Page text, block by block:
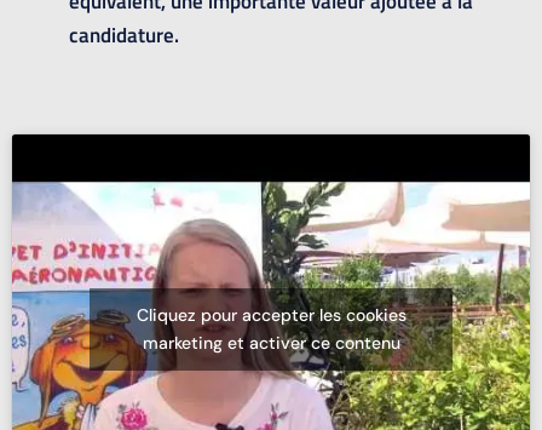
candidature.
Cliquez pour accepter les cookies
marketing et activer ce contenu